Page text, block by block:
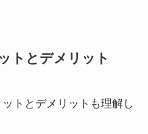
トとデメリット
トとデメリットも理解し